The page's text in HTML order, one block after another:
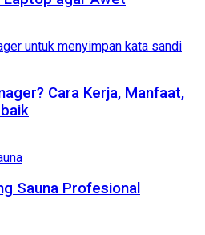
Cara Kerja, Manfaat,
Sauna Profesional